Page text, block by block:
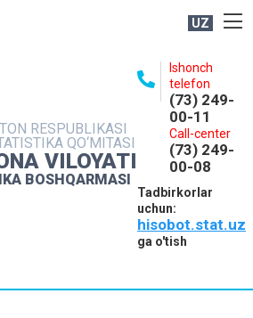
UZ
RESPUBLIKASI
QO‘MITASI
VILOYATI
BOSHQARMASI
Ishonch
telefon
(73) 249-
00-11
Call-center
(73) 249-
00-08
Tadbirkorlar
uchun:
hisobot.stat.uz
ga o'tish
NASHRLAR
XIZMATLAR
MATBUOT XIZMATI